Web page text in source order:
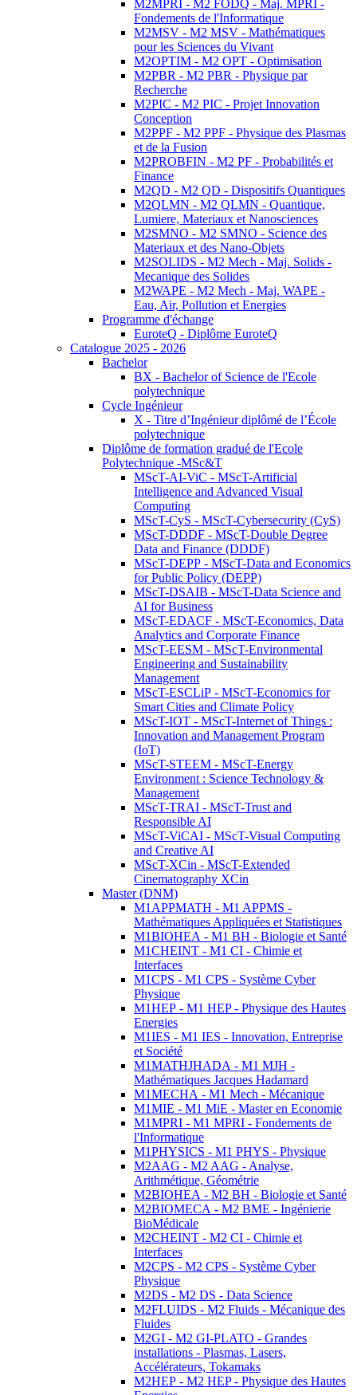
M2MPRI - M2 FODQ - Maj. MPRI -
Fondements de l'Informatique
M2MSV - M2 MSV - Mathématiques
pour les Sciences du Vivant
M2OPTIM - M2 OPT - Optimisation
M2PBR - M2 PBR - Physique par
Recherche
M2PIC - M2 PIC - Projet Innovation
Conception
M2PPF - M2 PPF - Physique des Plasmas
et de la Fusion
M2PROBFIN - M2 PF - Probabilités et
Finance
M2QD - M2 QD - Dispositifs Quantiques
M2QLMN - M2 QLMN - Quantique,
Lumiere, Materiaux et Nanosciences
M2SMNO - M2 SMNO - Science des
Materiaux et des Nano-Objets
M2SOLIDS - M2 Mech - Maj. Solids -
Mecanique des Solides
M2WAPE - M2 Mech - Maj. WAPE -
Eau, Air, Pollution et Energies
Programme d'échange
EuroteQ - Diplôme EuroteQ
Catalogue 2025 - 2026
Bachelor
BX - Bachelor of Science de l'Ecole
polytechnique
Cycle Ingénieur
X - Titre d’Ingénieur diplômé de l’École
polytechnique
Diplôme de formation gradué de l'Ecole
Polytechnique -MSc&T
MScT-AI-ViC - MScT-Artificial
Intelligence and Advanced Visual
Computing
MScT-CyS - MScT-Cybersecurity (CyS)
MScT-DDDF - MScT-Double Degree
Data and Finance (DDDF)
MScT-DEPP - MScT-Data and Economics
for Public Policy (DEPP)
MScT-DSAIB - MScT-Data Science and
AI for Business
MScT-EDACF - MScT-Economics, Data
Analytics and Corporate Finance
MScT-EESM - MScT-Environmental
Engineering and Sustainability
Management
MScT-ESCLiP - MScT-Economics for
Smart Cities and Climate Policy
MScT-IOT - MScT-Internet of Things :
Innovation and Management Program
(IoT)
MScT-STEEM - MScT-Energy
Environment : Science Technology &
Management
MScT-TRAI - MScT-Trust and
Responsible AI
MScT-ViCAI - MScT-Visual Computing
and Creative AI
MScT-XCin - MScT-Extended
Cinematography XCin
Master (DNM)
M1APPMATH - M1 APPMS -
Mathématiques Appliquées et Statistiques
M1BIOHEA - M1 BH - Biologie et Santé
M1CHEINT - M1 CI - Chimie et
Interfaces
M1CPS - M1 CPS - Système Cyber
Physique
M1HEP - M1 HEP - Physique des Hautes
Energies
M1IES - M1 IES - Innovation, Entreprise
et Société
M1MATHJHADA - M1 MJH -
Mathématiques Jacques Hadamard
M1MECHA - M1 Mech - Mécanique
M1MIE - M1 MiE - Master en Economie
M1MPRI - M1 MPRI - Fondements de
l'Informatique
M1PHYSICS - M1 PHYS - Physique
M2AAG - M2 AAG - Analyse,
Arithmétique, Géométrie
M2BIOHEA - M2 BH - Biologie et Santé
M2BIOMECA - M2 BME - Ingénierie
BioMédicale
M2CHEINT - M2 CI - Chimie et
Interfaces
M2CPS - M2 CPS - Système Cyber
Physique
M2DS - M2 DS - Data Science
M2FLUIDS - M2 Fluids - Mécanique des
Fluides
M2GI - M2 GI-PLATO - Grandes
installations - Plasmas, Lasers,
Accélérateurs, Tokamaks
M2HEP - M2 HEP - Physique des Hautes